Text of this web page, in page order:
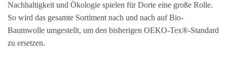
Nachhaltigkeit und Ökologie spielen für Dorte eine große Rolle.
So wird das gesamte Sortiment nach und nach auf Bio-
Baumwolle umgestellt, um den bisherigen OEKO-Tex®-Standard
zu ersetzen.